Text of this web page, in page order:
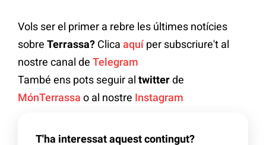
Vols ser el primer a rebre les últimes notícies
sobre Terrassa? Clica aquí per subscriure't al
nostre canal de Telegram
També ens pots seguir al twitterde
MónTerrassa o al nostre Instagram
T'ha interessat aquest contingut?